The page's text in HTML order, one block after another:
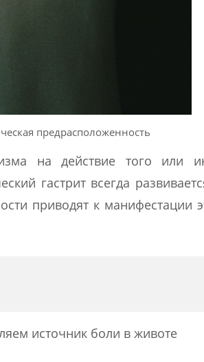
предрасположенность
на действие того или
гастрит всегда
приводят к манифестации
источник боли в животе